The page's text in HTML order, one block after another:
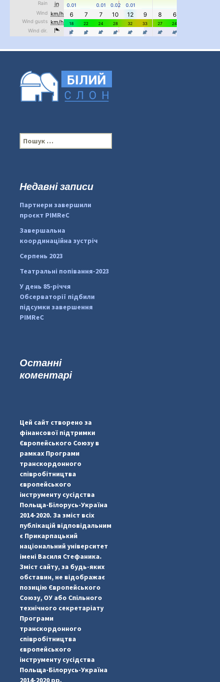
#PipIvanToday
pimrec_project
#PipIvanToday
П
о
:Недавні записи
Партнери завершили
проєкт PIMReC
Завершальна
координаційна зустріч
Серпень 2023
Театральні попівання-2023
У день 85-річчя
Обсерваторії підбили
підсумки завершення
PIMReC
Останні
коментарі
Цей сайт створено за
фінансової підтримки
Європейського Союзу в
рамках Програми
транскордонного
співробітництва
європейського
інструменту сусідства
Польща-Білорусь-Україна
2014-2020. За зміст всіх
публікацій відповідальним
є Прикарпацький
національний університет
імені Василя Стефаника.
Зміст сайту, за будь-яких
обставин, не відображає
позицію Європейського
Союзу, ОУ або Спільного
технічного секретаріату
Програми
транскордонного
співробітництва
європейського
інструменту сусідства
Польща-Білорусь-Україна
2014-2020 рр.